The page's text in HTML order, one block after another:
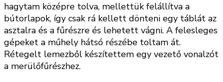
hagytam középre tolva, mellettük felállítva a
bútorlapok, így csak rá kellett dönteni egy táblát az
asztalra és a fűrészre és lehetett vágni. A felesleges
gépeket a műhely hátsó részébe toltam át.
Rétegelt lemezből készítettem egy vezető vonalzót
a merülőfűrészhez.